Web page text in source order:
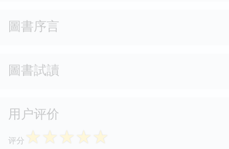
圖書序言
圖書試讀
用户评价
评分 ☆☆☆☆☆